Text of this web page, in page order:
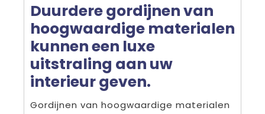
Duurdere gordijnen van
hoogwaardige materialen
kunnen een luxe
uitstraling aan uw
interieur geven.
Gordijnen van hoogwaardige materialen